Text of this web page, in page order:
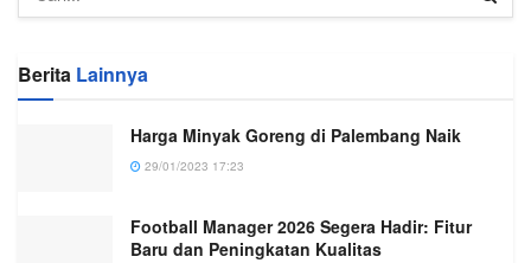
Berita Lainnya
Harga Minyak Goreng di Palembang Naik
29/01/2023 17:23
Football Manager 2026 Segera Hadir: Fitur
Baru dan Peningkatan Kualitas